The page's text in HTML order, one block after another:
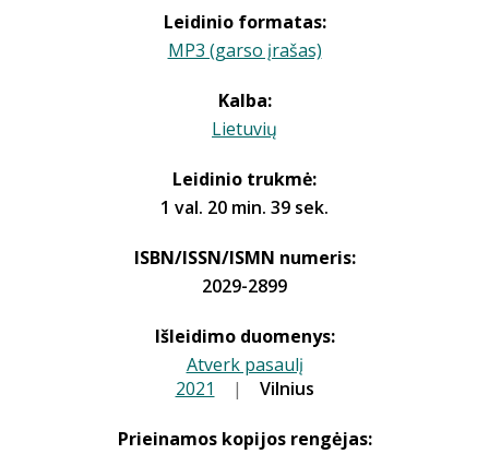
Leidinio formatas:
MP3 (garso įrašas)
Kalba:
Lietuvių
Leidinio trukmė:
1 val. 20 min. 39 sek.
ISBN/ISSN/ISMN numeris:
2029-2899
Išleidimo duomenys:
Atverk pasaulį
2021 | Vilnius
Prieinamos kopijos rengėjas: